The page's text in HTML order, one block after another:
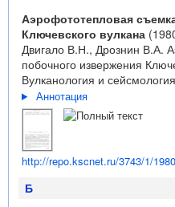
Аэрофототепловая
Ключевского вулкана
Двигало В.Н., Дрознин В.А.
побочного извержения
Вулканология и
Аннотация
http://repo.kscnet.ru/3743/1/
Б